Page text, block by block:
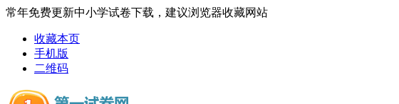
常年免费更新中小学试卷下载，建议浏览器收藏网站
收藏本页
手机版
二维码